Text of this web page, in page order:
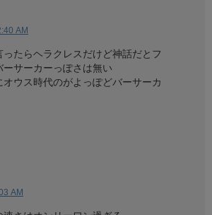
AM
ったらヘラクレスだけど神話だとフ
ーサーカーっぽさは無い
オウス時代のがよっぽどバーサーカ
AM